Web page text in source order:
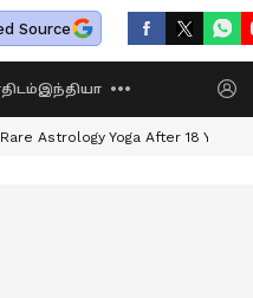
Source
இந்தியா
Rare Astrology Yoga After 18 Years